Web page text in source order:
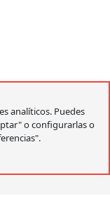
analíticos. Puedes
o configurarlas o